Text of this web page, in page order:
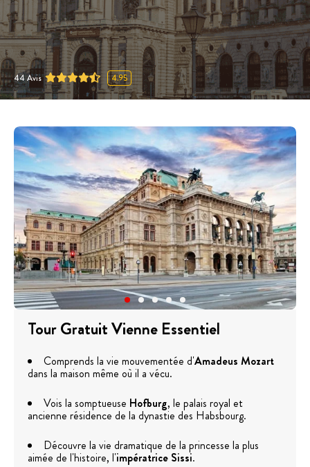
44 Avis 4.95
Tour Gratuit Vienne Essentiel
Comprends la vie mouvementée d'Amadeus Mozart
dans la maison même où il a vécu.
Vois la somptueuse Hofburg, le palais royal et
ancienne résidence de la dynastie des Habsbourg.
Découvre la vie dramatique de la princesse la plus
aimée de l'histoire, l'impératrice Sissi.